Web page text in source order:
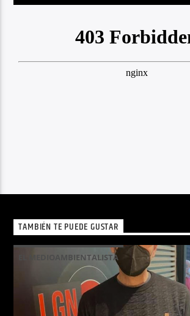
TAMBIÉN TE PUEDE GUSTAR
EL MEDIOAMBIENTALISTA